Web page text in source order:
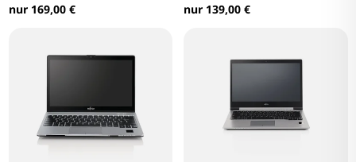
nur 169,00 € nur 139,00 €